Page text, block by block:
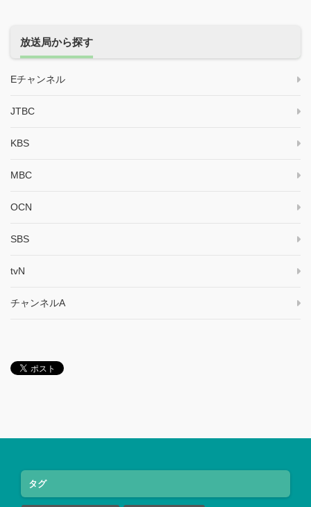
放送局から探す
Eチャンネル
JTBC
KBS
MBC
OCN
SBS
tvN
チャンネルA
タグ